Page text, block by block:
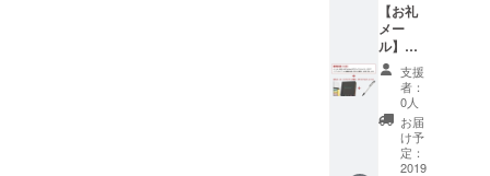
【お礼
メー
ル】
【オリ
ジナル
付箋】
【オリ
ジナル
ボール
ペン】
支援
者：
0人
お届
け予
定：
2019